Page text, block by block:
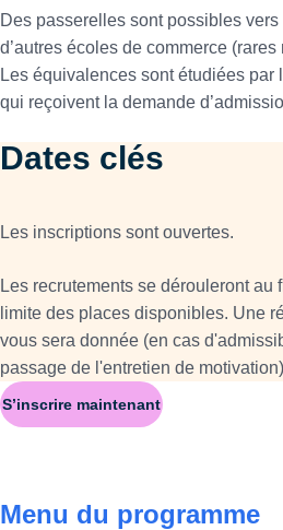
Des passerelles sont possibles vers
d’autres écoles de commerce
Les équivalences sont étudiées par
qui reçoivent la demande
Dates clés
Les inscriptions sont ouvertes.
Les recrutements se dérouleront au
limite des places disponibles. Une
vous sera donnée (en cas
passage de l'entretien de
S’inscrire maintenant
Menu du programme